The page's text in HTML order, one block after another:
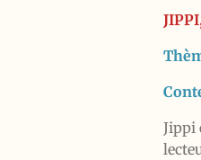
Jippi